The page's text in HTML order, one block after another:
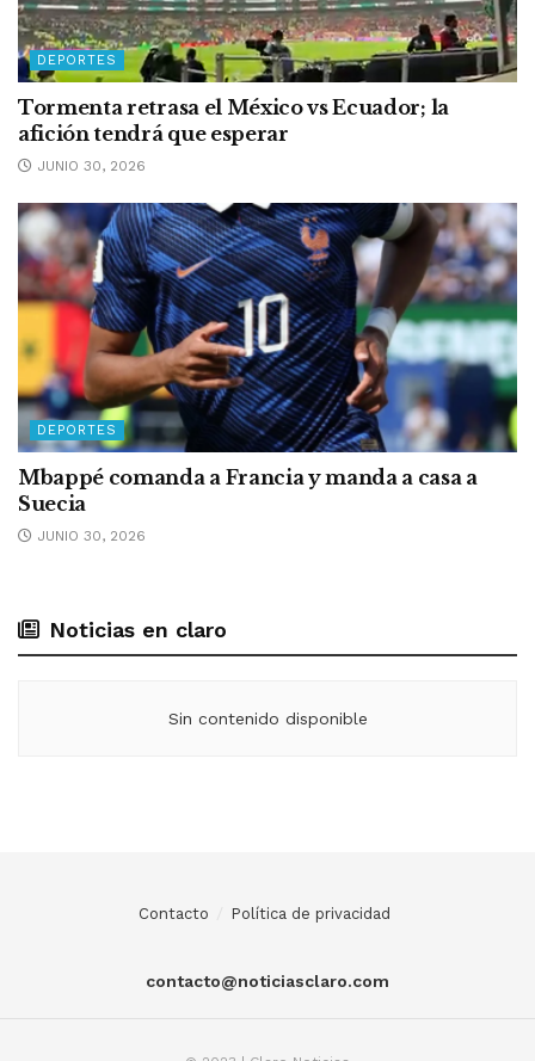
DEPORTES
Tormenta retrasa el México vs Ecuador; la
afición tendrá que esperar
JUNIO 30, 2026
DEPORTES
Mbappé comanda a Francia y manda a casa a
Suecia
JUNIO 30, 2026
Noticias en claro
Sin contenido disponible
Contacto Política de privacidad
contacto@noticiasclaro.com